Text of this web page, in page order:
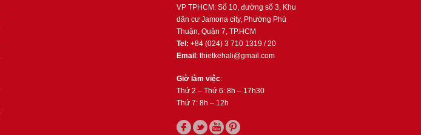
VP TPHCM: Số 10, đường số 3, Khu
dân cư Jamona city, Phường Phú
Thuận, Quận 7, TP.HCM
Tel: +84 (024) 3 710 1319 / 20
Email: thietkehali@gmail.com
Giờ làm việc:
Thứ 2 – Thứ 6: 8h – 17h30
Thứ 7: 8h – 12h